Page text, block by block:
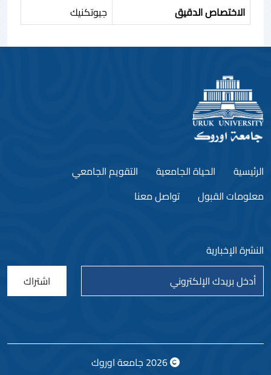
الاختصاص الدقيق
جيوتكنيك
الرئيسية الحياة الجامعية
التقويم الجامعي
معلومات القبول
تواصل معنا
النشرة الإخبارية
اشتراك
2026 جامعة اوروك